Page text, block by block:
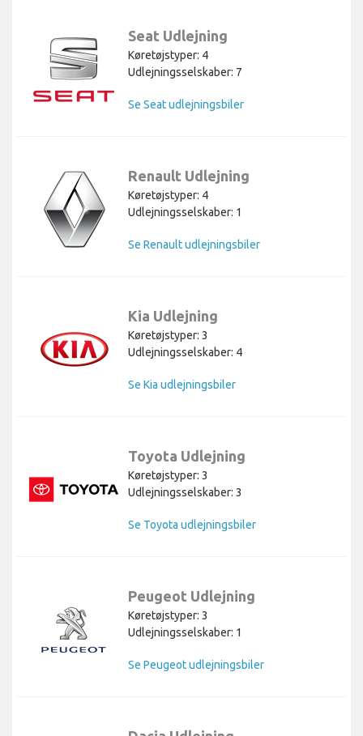
Seat Udlejning
Køretøjstyper: 4
Udlejningsselskaber: 7
Se Seat udlejningsbiler
Renault Udlejning
Køretøjstyper: 4
Udlejningsselskaber: 1
Se Renault udlejningsbiler
Kia Udlejning
Køretøjstyper: 3
Udlejningsselskaber: 4
Se Kia udlejningsbiler
Toyota Udlejning
Køretøjstyper: 3
Udlejningsselskaber: 3
Se Toyota udlejningsbiler
Peugeot Udlejning
Køretøjstyper: 3
Udlejningsselskaber: 1
Se Peugeot udlejningsbiler